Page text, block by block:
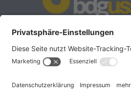
BDG–
Deutschen Gießerei-
Hansaallee 203
40549 Düsseldorf
Telefax:0211 - 68 71 -